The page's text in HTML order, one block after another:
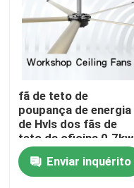
Casa
fã de teto de
poupança de energia
de Hvls dos fãs de
teto da oficina 0.7kw
de 5m grande
Enviar inquérito